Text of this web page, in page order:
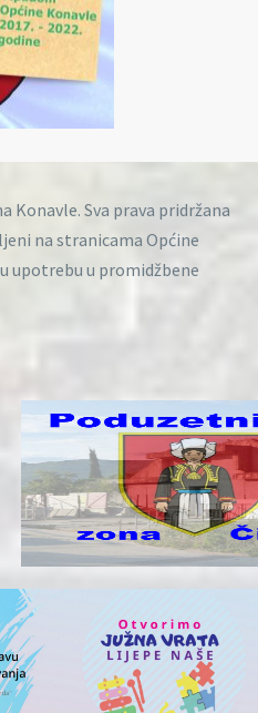
Konavle. Sva prava pridržana
na stranicama Općine
upotrebu u promidžbene